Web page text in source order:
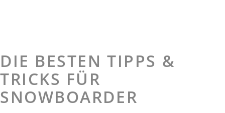
DIE BESTEN TIPPS &
TRICKS FÜR
SNOWBOARDER